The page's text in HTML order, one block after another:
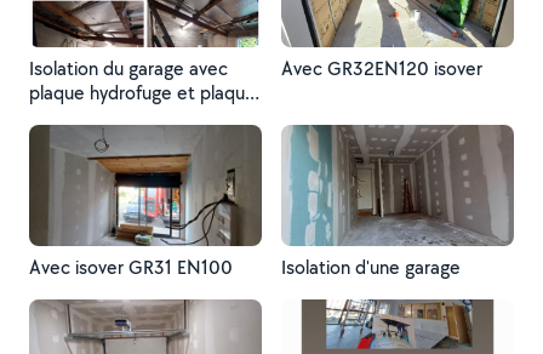
Isolation du garage avec
plaque hydrofuge et plaque
GR32EN200
Avec GR32EN120 isover
Avec isover GR31 EN100 Isolation d'une garage